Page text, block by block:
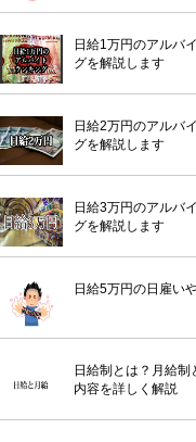
日給1万円のアルバ
グを解説します
日給2万円のアルバ
グを解説します
日給3万円のアルバ
グを解説します
日給5万円の日雇い
日給制とは？月給
内容を詳しく解説